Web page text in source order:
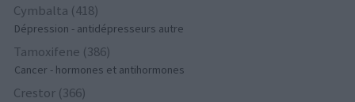
Cymbalta (418)
Dépression - antidépresseurs autre
Tamoxifene (386)
Cancer - hormones et antihormones
Crestor (366)